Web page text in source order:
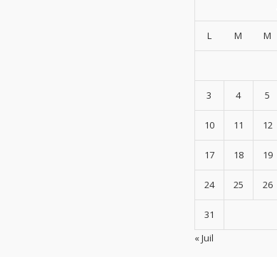
L M M
3 4 5
10 11 12
17 18 19
24 25 26
31
« Juil